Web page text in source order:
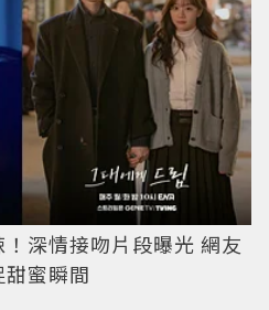
深情接吻片段曝光 網友
蜜瞬間